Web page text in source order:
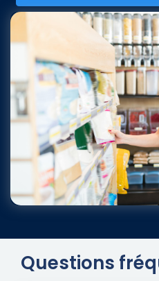
Questions